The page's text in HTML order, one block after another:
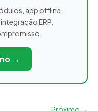
app offline,
ERP.
→